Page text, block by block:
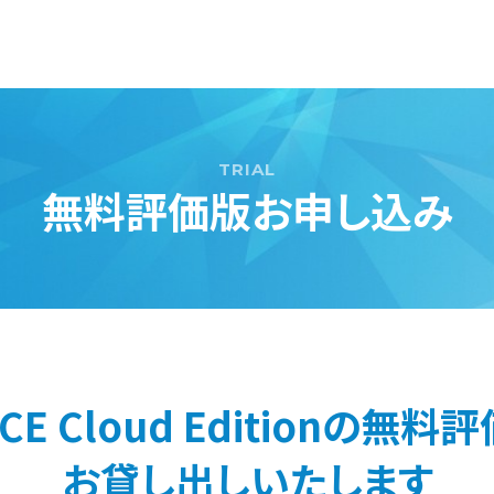
無料評価版お申し込み
Cloud Editionの無料評
お貸し出しいたします